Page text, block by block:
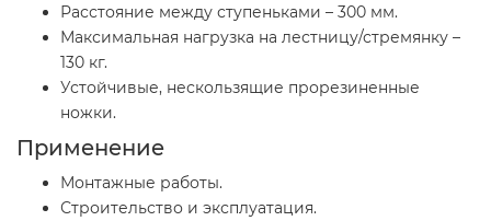
Расстояние между ступеньками – 300 мм.
Максимальная нагрузка на лестницу/стремянку –
130 кг.
Устойчивые, нескользящие прорезиненные
ножки.
Применение
Монтажные работы.
Строительство и эксплуатация.